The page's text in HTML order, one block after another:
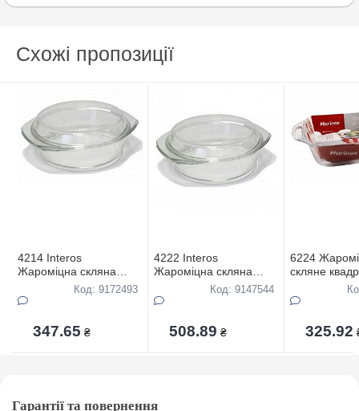
Схожі пропозиції
4214 Interos
Жароміцна скляна
каструля об`єм 2,5 л
Код: 9172493
347.65 ₴
4222 Interos
Жароміцна скляна
каструля об`єм 3,0 л
Код: 9147544
508.89 ₴
6224
скляне
з ручками
325.92
Гарантії та повернення